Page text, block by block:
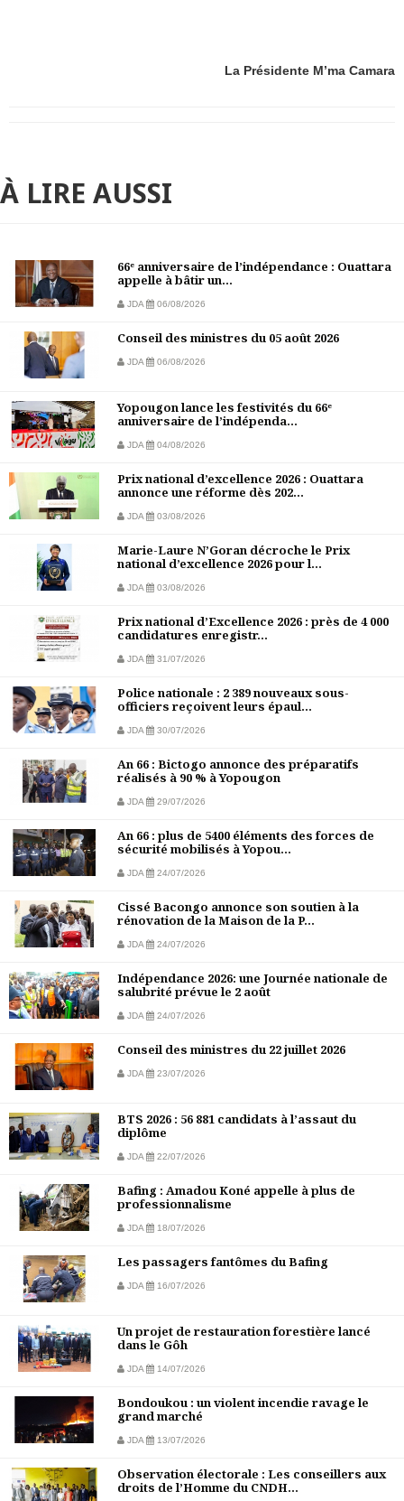
La Présidente M’ma Camara
À LIRE AUSSI
66ᵉ anniversaire de l’indépendance : Ouattara
appelle à bâtir un...
JDA 06/08/2026
Conseil des ministres du 05 août 2026
JDA 06/08/2026
Yopougon lance les festivités du 66ᵉ
anniversaire de l’indépenda...
JDA 04/08/2026
Prix national d’excellence 2026 : Ouattara
annonce une réforme dès 202...
JDA 03/08/2026
Marie-Laure N’Goran décroche le Prix
national d’excellence 2026 pour l...
JDA 03/08/2026
Prix national d’Excellence 2026 : près de 4 000
candidatures enregistr...
JDA 31/07/2026
Police nationale : 2 389 nouveaux sous-
officiers reçoivent leurs épaul...
JDA 30/07/2026
An 66 : Bictogo annonce des préparatifs
réalisés à 90 % à Yopougon
JDA 29/07/2026
An 66 : plus de 5400 éléments des forces de
sécurité mobilisés à Yopou...
JDA 24/07/2026
Cissé Bacongo annonce son soutien à la
rénovation de la Maison de la P...
JDA 24/07/2026
Indépendance 2026: une Journée nationale de
salubrité prévue le 2 août
JDA 24/07/2026
Conseil des ministres du 22 juillet 2026
JDA 23/07/2026
BTS 2026 : 56 881 candidats à l’assaut du
diplôme
JDA 22/07/2026
Bafing : Amadou Koné appelle à plus de
professionnalisme
JDA 18/07/2026
Les passagers fantômes du Bafing
JDA 16/07/2026
Un projet de restauration forestière lancé
dans le Gôh
JDA 14/07/2026
Bondoukou : un violent incendie ravage le
grand marché
JDA 13/07/2026
Observation électorale : Les conseillers aux
droits de l’Homme du CNDH...